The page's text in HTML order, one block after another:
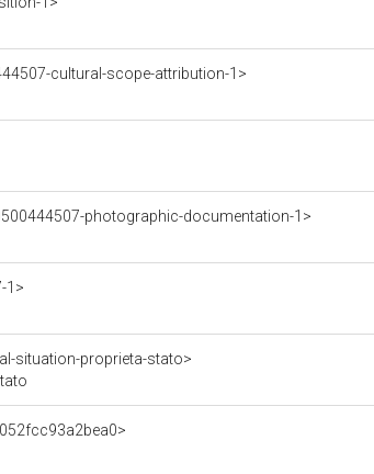
cultural-scope-attribution-1>
photographic-documentation-1>
1>
situation-proprieta-stato>